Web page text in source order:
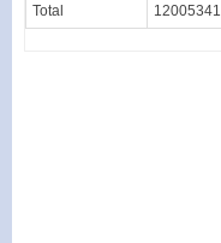
Total 12005341